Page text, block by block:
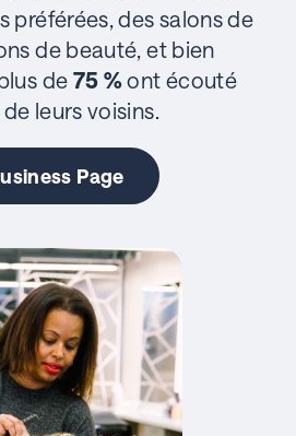
préférées, des salons de
de beauté, et bien
de 75 %ont écouté
leurs voisins.
Page